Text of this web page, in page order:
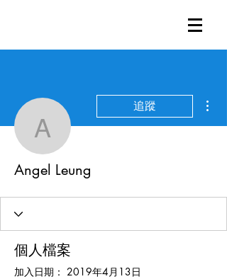
Angel Leung
追蹤
Angel Leung
個人檔案
加入日期： 2019年4月13日